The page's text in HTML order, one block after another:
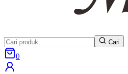
Cari
0